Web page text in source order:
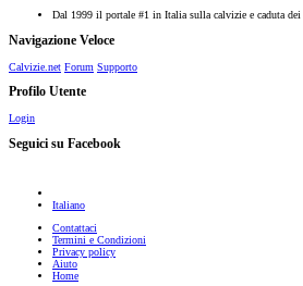
Dal 1999 il portale #1 in Italia sulla calvizie e caduta dei
Navigazione Veloce
Calvizie.net Forum Supporto
Profilo Utente
Login
Seguici su Facebook
Italiano
Contattaci
Termini e Condizioni
Privacy policy
Aiuto
Home